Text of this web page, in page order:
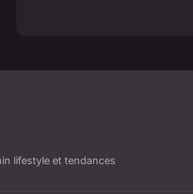
lifestyle et tendances